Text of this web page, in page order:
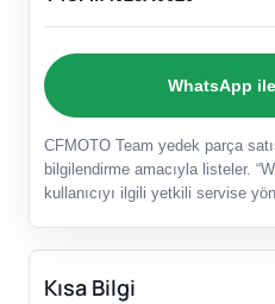
WhatsApp
CFMOTO Team yedek parça
bilgilendirme amacıyla listeler.
kullanıcıyı ilgili yetkili servise
Kısa Bilgi